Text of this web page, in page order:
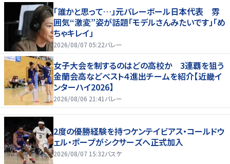
「誰かと思って…」元バレーボール日本代表 雰
囲気“激変”姿が話題「モデルさんみたいです」「め
ちゃキレイ」
2026/08/07 05:22バレー
女子大会を制するのはどの高校か 3連覇を狙う
金蘭会高などベスト４進出チームを紹介【近畿イ
ンターハイ2026】
2026/08/06 21:41 バレー
2度の優勝経験を持つケンテイビアス・コールドウ
ェル・ポープがシクサーズへ正式加入
2026/08/07 15:32バスケ